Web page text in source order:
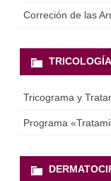
Correción de las
TRICOLOGÍA
Tricograma y
Programa